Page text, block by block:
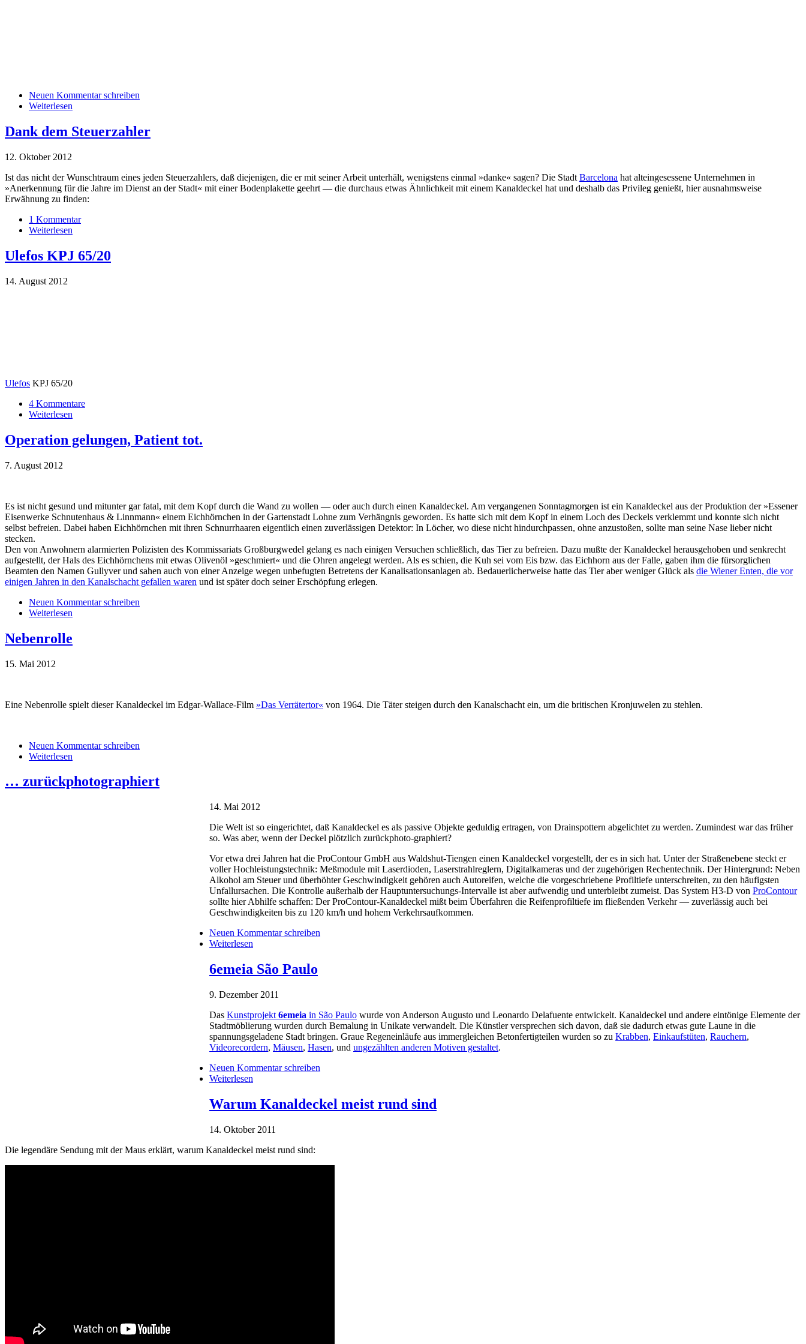
Neuen Kommentar schreiben
Weiterlesen
Dank dem Steuerzahler
12. Oktober 2012
Ist das nicht der Wunschtraum eines jeden Steuerzahlers, daß diejenigen, die er mit seiner Arbeit unterhält, wenigstens einmal »danke« sagen? Die Stadt Barcelona hat alteingesessene Unternehmen in
»Anerkennung für die Jahre im Dienst an der Stadt« mit einer Bodenplakette geehrt — die durchaus etwas Ähnlichkeit mit einem Kanaldeckel hat und deshalb das Privileg genießt, hier ausnahmsweise
Erwähnung zu finden:
1 Kommentar
Weiterlesen
Ulefos KPJ 65/20
14. August 2012
Ulefos KPJ 65/20
4 Kommentare
Weiterlesen
Operation gelungen, Patient tot.
7. August 2012
Es ist nicht gesund und mitunter gar fatal, mit dem Kopf durch die Wand zu wollen — oder auch durch einen Kanaldeckel. Am vergangenen Sonntagmorgen ist ein Kanaldeckel aus der Produktion der »Essener
Eisenwerke Schnutenhaus & Linnmann« einem Eichhörnchen in der Gartenstadt Lohne zum Verhängnis geworden. Es hatte sich mit dem Kopf in einem Loch des Deckels verklemmt und konnte sich nicht
selbst befreien. Dabei haben Eichhörnchen mit ihren Schnurrhaaren eigentlich einen zuverlässigen Detektor: In Löcher, wo diese nicht hindurchpassen, ohne anzustoßen, sollte man seine Nase lieber nicht
stecken.
Den von Anwohnern alarmierten Polizisten des Kommissariats Großburgwedel gelang es nach einigen Versuchen schließlich, das Tier zu befreien. Dazu mußte der Kanaldeckel herausgehoben und senkrecht
aufgestellt, der Hals des Eichhörnchens mit etwas Olivenöl »geschmiert« und die Ohren angelegt werden. Als es schien, die Kuh sei vom Eis bzw. das Eichhorn aus der Falle, gaben ihm die fürsorglichen
Beamten den Namen Gullyver und sahen auch von einer Anzeige wegen unbefugten Betretens der Kanalisationsanlagen ab. Bedauerlicherweise hatte das Tier aber weniger Glück als die Wiener Enten, die vor
einigen Jahren in den Kanalschacht gefallen waren und ist später doch seiner Erschöpfung erlegen.
Neuen Kommentar schreiben
Weiterlesen
Nebenrolle
15. Mai 2012
Eine Nebenrolle spielt dieser Kanaldeckel im Edgar-Wallace-Film »Das Verrätertor« von 1964. Die Täter steigen durch den Kanalschacht ein, um die britischen Kronjuwelen zu stehlen.
Neuen Kommentar schreiben
Weiterlesen
… zurückphotographiert
14. Mai 2012
Die Welt ist so eingerichtet, daß Kanaldeckel es als passive Objekte geduldig ertragen, von Drainspottern abgelichtet zu werden. Zumindest war das früher
so. Was aber, wenn der Deckel plötzlich zurückphoto-graphiert?
Vor etwa drei Jahren hat die ProContour GmbH aus Waldshut-Tiengen einen Kanaldeckel vorgestellt, der es in sich hat. Unter der Straßenebene steckt er
voller Hochleistungstechnik: Meßmodule mit Laserdioden, Laserstrahlreglern, Digitalkameras und der zugehörigen Rechentechnik. Der Hintergrund: Neben
Alkohol am Steuer und überhöhter Geschwindigkeit gehören auch Autoreifen, welche die vorgeschriebene Profiltiefe unterschreiten, zu den häufigsten
Unfallursachen. Die Kontrolle außerhalb der Hauptuntersuchungs-Intervalle ist aber aufwendig und unterbleibt zumeist. Das System H3-D von ProContour
sollte hier Abhilfe schaffen: Der ProContour-Kanaldeckel mißt beim Überfahren die Reifenprofiltiefe im fließenden Verkehr — zuverlässig auch bei
Geschwindigkeiten bis zu 120 km/h und hohem Verkehrsaufkommen.
Neuen Kommentar schreiben
Weiterlesen
6emeia São Paulo
9. Dezember 2011
Das Kunstprojekt 6emeia in São Paulo wurde von Anderson Augusto und Leonardo Delafuente entwickelt. Kanaldeckel und andere eintönige Elemente der
Stadtmöblierung wurden durch Bemalung in Unikate verwandelt. Die Künstler versprechen sich davon, daß sie dadurch etwas gute Laune in die
spannungsgeladene Stadt bringen. Graue Regeneinläufe aus immergleichen Betonfertigteilen wurden so zu Krabben, Einkaufstüten, Rauchern,
Videorecordern, Mäusen, Hasen, und ungezählten anderen Motiven gestaltet.
Neuen Kommentar schreiben
Weiterlesen
Warum Kanaldeckel meist rund sind
14. Oktober 2011
Die legendäre Sendung mit der Maus erklärt, warum Kanaldeckel meist rund sind: